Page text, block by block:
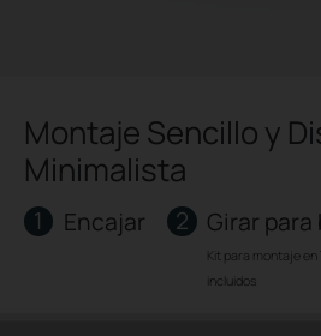
Montaje Sencillo y
Minimalista
1 Encajar 2 Girar
Kit para montaje
incluidos